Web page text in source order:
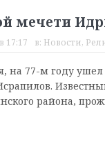
мечети
17:17 в: Новости,
на 77-м году
района,